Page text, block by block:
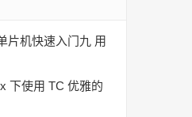
片机快速入门九 用
下使用 TC 优雅的